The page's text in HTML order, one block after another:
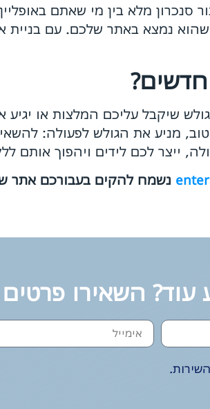
מלא בין מי שאתם
נמצא באתר שלכם. עם בניית
שיקבל עליכם המלצות או יגיע
מניע את הגולש לפעולה:
ייצר לכם לידים ויהפוך אותם
נשמח להקים בעבורכם אתר
עוד? השאירו